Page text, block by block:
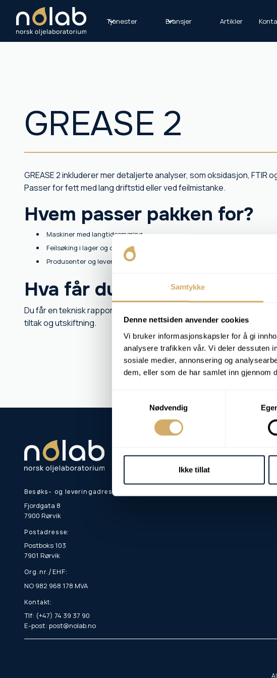
Samtykke
Denne nettsiden anvender cookies
Vi bruker informasjonskapsler for å gi
analysere trafikken vår. Vi deler dessuten
sosiale medier, annonsering og
dem, eller som de har samlet inn gjennom
Nødvendig
Ikke tillat
Tjenester Bransjer Artikler
GREASE 2
GREASE 2 inkluderer mer detaljerte analyser, som oksidasjon,
Passer for fett med lang driftstid eller ved feilmistanke.
Hvem passer pakken for?
Maskiner med langtidssmøring
Feilsøking i lager og overføringer
Produsenter og leverandører av smørefett
Hva får du som kunde?
Du får en teknisk rapport som avdekker tegn på nedbryting og
tiltak og utskiftning.
Besøks- og leveringadresse:
Fjordgata 8
7900 Rørvik
Postadresse:
Postboks 103
7901 Rørvik
Org.nr./EHF:
NO 982 968 178 MVA
Kontakt:
Tlf: (+47) 74 39 37 90
E-post: post@nolab.no